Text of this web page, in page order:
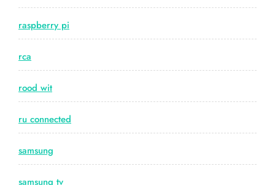
raspberry pi
rca
rood wit
ru connected
samsung
samsung tv